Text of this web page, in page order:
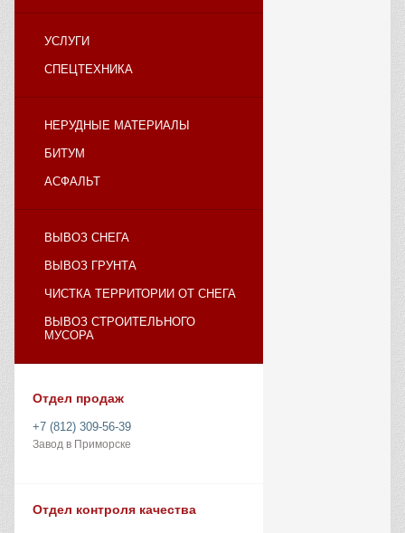
УСЛУГИ
СПЕЦТЕХНИКА
НЕРУДНЫЕ МАТЕРИАЛЫ
БИТУМ
АСФАЛЬТ
ВЫВОЗ СНЕГА
ВЫВОЗ ГРУНТА
ЧИСТКА ТЕРРИТОРИИ ОТ СНЕГА
ВЫВОЗ СТРОИТЕЛЬНОГО
МУСОРА
Отдел продаж
+7 (812) 309-56-39
Завод в Приморске
Отдел контроля качества